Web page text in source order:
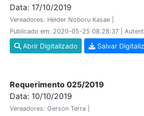
Data: 17/10/2019
Vereadores: Helder Noboru Kasae |
Publicado em: 2020-05-25 08:28:37 |
Abrir Digitalizado Salvar
Requerimento 025/2019
Data: 10/10/2019
Vereadores: Gerson Terra |